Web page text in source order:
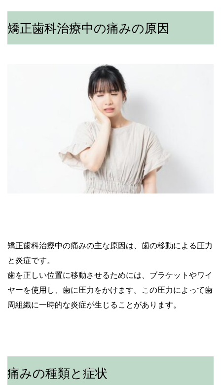
矯正歯科治療中の痛みの原因
矯正歯科治療中の痛みの主な原因は、歯の移動による圧力
と炎症です。
歯を正しい位置に移動させるためには、ブラケットやワイ
ヤーを使用し、歯に圧力をかけます。この圧力によって歯
周組織に一時的な炎症が生じることがあります。
痛みの種類と症状